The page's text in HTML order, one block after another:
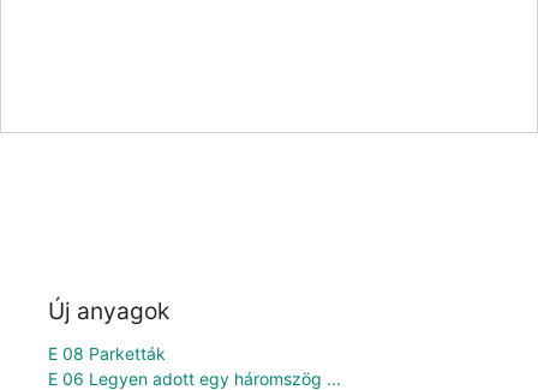
Új anyagok
E 08 Parketták
E 06 Legyen adott egy háromszög ...